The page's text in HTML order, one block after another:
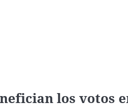
los votos